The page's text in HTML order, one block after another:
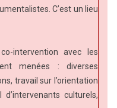
C’est un lieu
intervention avec les
menées : diverses
travail sur l’orientation
culturels,